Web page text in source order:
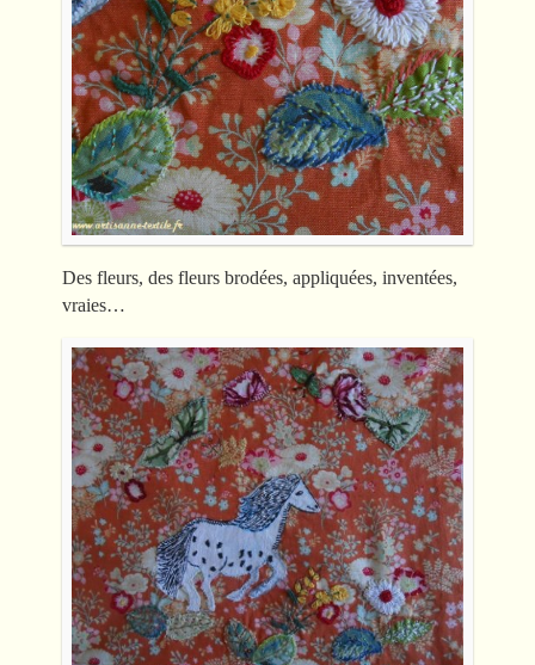
Des fleurs, des fleurs brodées, appliquées, inventées,
vraies…